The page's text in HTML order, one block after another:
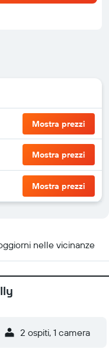
Mostra prezzi
Mostra prezzi
Mostra prezzi
nelle vicinanze
2 ospiti, 1 camera